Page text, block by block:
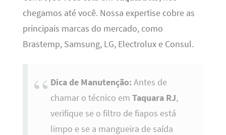
chegamos até você. Nossa expertise cobre as
principais marcas do mercado, como
Brastemp, Samsung, LG, Electrolux e Consul.
Dica de Manutenção:Antes de
chamar o técnico em Taquara RJ,
verifique se o filtro de fiapos está
limpo e se a mangueira de saída